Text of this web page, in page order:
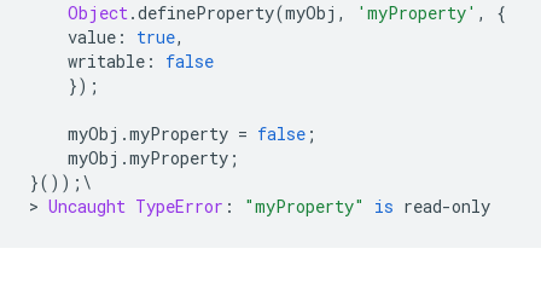
Object.defineProperty(myObj , 'myProperty' ,
{
value : true,
writable :
false
});
myObj .myProperty = false ;
myObj .myProperty ;
}());\
> Uncaught TypeError : "myProperty" is read-only